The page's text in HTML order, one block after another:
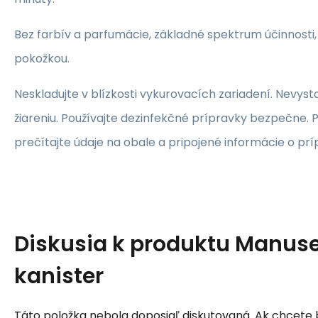
Bez farbív a parfumácie, základné spektrum
pokožkou.
Neskladujte v blízkosti vykurovacích zariadení.
žiareniu. Používajte dezinfekčné prípravky bezpečne.
prečítajte údaje na obale a pripojené informácie o
Diskusia k produktu
kanister